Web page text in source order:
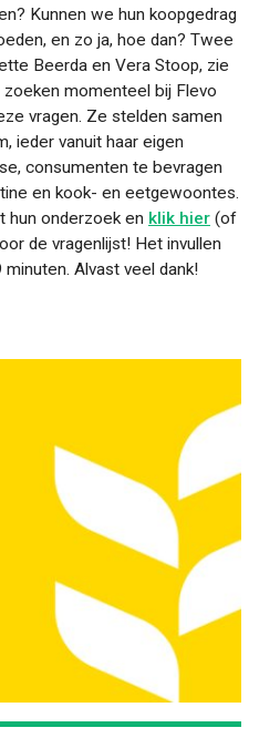
Kunnen we hun koopgedrag
en zo ja, hoe dan? Twee
Beerda en Vera Stoop, zie
momenteel bij Flevo
vragen. Ze stelden samen
ieder vanuit haar eigen
consumenten te bevragen
en kook- en eetgewoontes.
hun onderzoek en klik hier (of
de vragenlijst! Het invullen
Alvast veel dank!